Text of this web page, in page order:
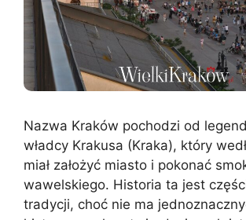
Nazwa Kraków pochodzi od
władcy Krakusa (Kraka), który
miał założyć miasto i pokonać
wawelskiego. Historia ta jest
tradycji, choć nie ma